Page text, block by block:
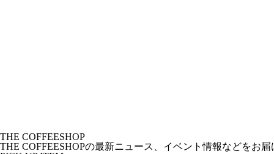
THE COFFEESHOP
THE COFFEESHOPの最新ニュース、イベント情報などをお届